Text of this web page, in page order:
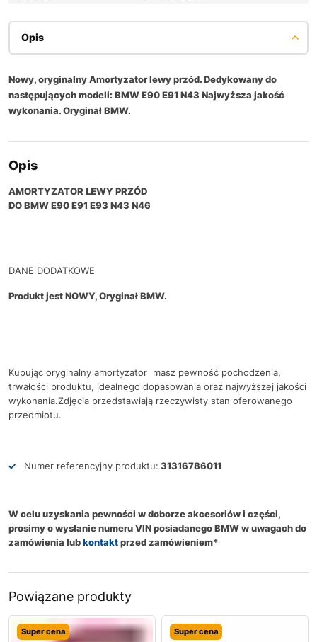
Opis
Nowy, oryginalny Amortyzator lewy przód. Dedykowany do
następujących modeli: BMW E90 E91 N43 Najwyższa jakość
wykonania. Oryginał BMW.
Opis
AMORTYZATOR LEWY PRZÓD
DO BMW E90 E91 E93 N43 N46
DANE DODATKOWE
Produkt jest NOWY, Oryginał BMW.
Kupując oryginalny amortyzator masz pewność pochodzenia,
trwałości produktu, idealnego dopasowania oraz najwyższej jakości
wykonania.Zdjęcia przedstawiają rzeczywisty stan oferowanego
przedmiotu.
Numer referencyjny produktu: 31316786011
W celu uzyskania pewności w doborze akcesoriów i części,
prosimy o wysłanie numeru VIN posiadanego BMW w uwagach do
zamówienia lubkontaktprzed zamówieniem*
Powiązane produkty
Super cena Super cena